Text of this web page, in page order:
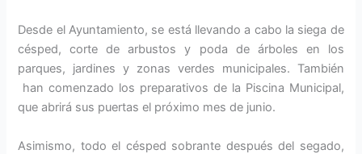
Desde el Ayuntamiento, se está llevando a cabo la siega de
césped, corte de arbustos y poda de árboles en los
parques, jardines y zonas verdes municipales. También
han comenzado los preparativos de la Piscina Municipal,
que abrirá sus puertas el próximo mes de junio.
Asimismo, todo el césped sobrante después del segado,